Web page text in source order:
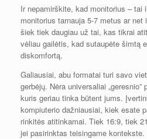
Ir nepamirškite, kad monitorius – tai
monitorius tarnauja 5-7 metus ar
šiek tiek daugiau už tai, kas tikrai
vėliau gailėtis, kad sutaupėte šimtą
diskomfortą.
Galiausiai, abu formatai turi savo
gerbėjų. Nėra universaliai
kuris geriau tinka būtent jums.
kompiuterio dažniausiai, kiek esate
rinkitės atitinkamai. Tiek 16:9, tiek
jei pasirinktas teisingame kontekste.